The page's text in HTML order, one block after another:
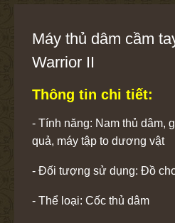
Máy thủ dâm cầm
Warrior II
Thông tin chi tiết:
- Tính năng: Nam thủ dâm,
quả, máy tập to dương vật
- Đối tượng sử dụng: Đồ
- Thể loại: Cốc thủ dâm